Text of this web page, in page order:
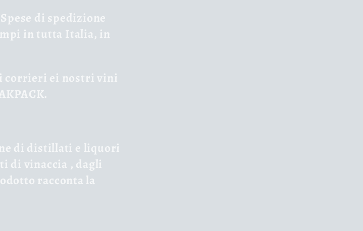
di spedizione
in tutta Italia, in
corrieri ei nostri vini
di distillati e liquori
di vinaccia , dagli
racconta la